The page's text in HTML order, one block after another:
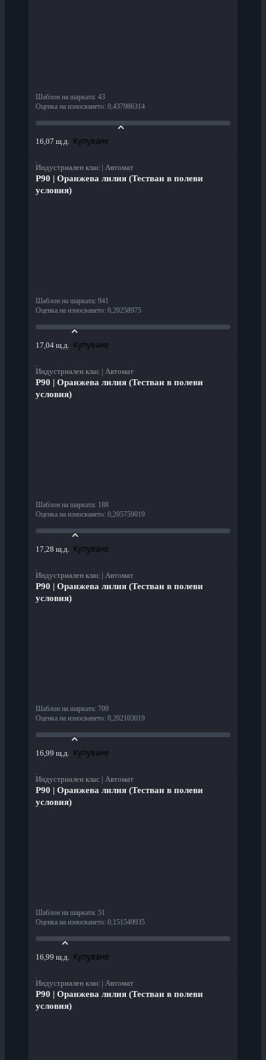
Шаблон на шарката: 43
Оценка на износването: 0,437986314
16,07 щ.д. Купуване
Индустриален клас | Автомат
P90 | Оранжева лилия (Тестван в полеви
условия)
Шаблон на шарката: 941
Оценка на износването: 0,20258975
17,04 щ.д. Купуване
Индустриален клас | Автомат
P90 | Оранжева лилия (Тестван в полеви
условия)
Шаблон на шарката: 188
Оценка на износването: 0,205759019
17,28 щ.д. Купуване
Индустриален клас | Автомат
P90 | Оранжева лилия (Тестван в полеви
условия)
Шаблон на шарката: 709
Оценка на износването: 0,202103019
16,99 щ.д. Купуване
Индустриален клас | Автомат
P90 | Оранжева лилия (Тестван в полеви
условия)
Шаблон на шарката: 51
Оценка на износването: 0,151549935
16,99 щ.д. Купуване
Индустриален клас | Автомат
P90 | Оранжева лилия (Тестван в полеви
условия)